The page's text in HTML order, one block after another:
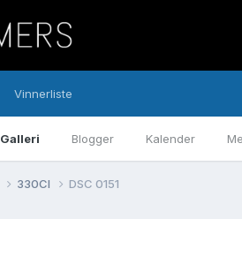
Galleri Blogger Kalender
Vinnerliste
330CI DSC 0151